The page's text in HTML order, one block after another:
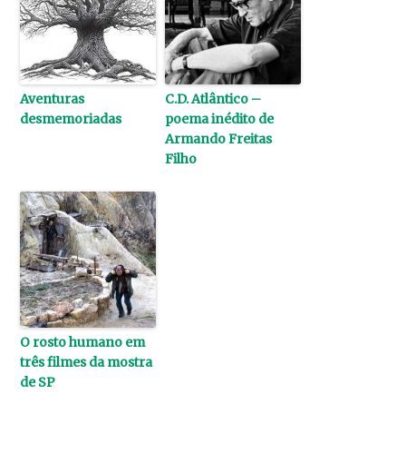
Aventuras
desmemoriadas
C.D. Atlântico –
poema inédito de
Armando Freitas
Filho
O rosto humano em
três filmes da mostra
de SP